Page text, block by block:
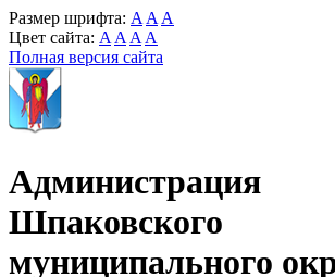
Размер шрифта: A A A
Цвет сайта: A A A A
Полная версия сайта
Администрация
Шпаковского
муниципального